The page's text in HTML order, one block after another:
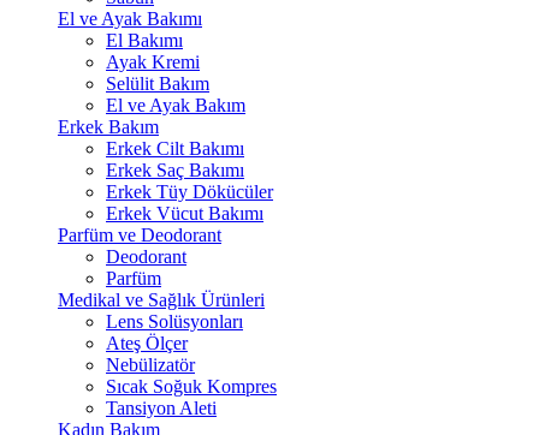
El ve Ayak Bakımı
El Bakımı
Ayak Kremi
Selülit Bakım
El ve Ayak Bakım
Erkek Bakım
Erkek Cilt Bakımı
Erkek Saç Bakımı
Erkek Tüy Dökücüler
Erkek Vücut Bakımı
Parfüm ve Deodorant
Deodorant
Parfüm
Medikal ve Sağlık Ürünleri
Lens Solüsyonları
Ateş Ölçer
Nebülizatör
Sıcak Soğuk Kompres
Tansiyon Aleti
Kadın Bakım